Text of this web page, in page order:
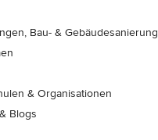
Bau- & Gebäudesanierung
& Organisationen
Blogs